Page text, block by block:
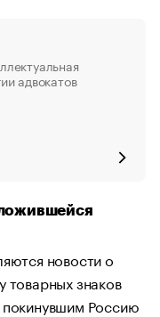
адвокатов
новости о
знаков
Россию